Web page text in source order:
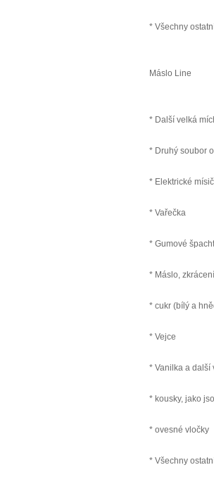
* Všechny
Máslo Line
* Další velká
* Druhý soubor
* Elektrické
* Vařečka
* Gumové
* Máslo,
* cukr (bílý a
* Vejce
* Vanilka a další
* kousky, jako
* ovesné vločky
* Všechny